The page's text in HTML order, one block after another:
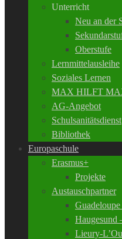
Unterricht
Neu an der
Oberstufe
Lernmittelausleihe
Soziales Lernen
MAX HILFT
AG-Angebot
Schulsanitätsdienst
Bibliothek
Europaschule
Erasmus+
Projekte
Austauschpartner
Haugesund
Lieury-